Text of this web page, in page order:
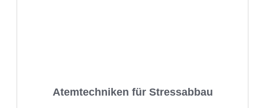
Atemtechniken für Stressabbau